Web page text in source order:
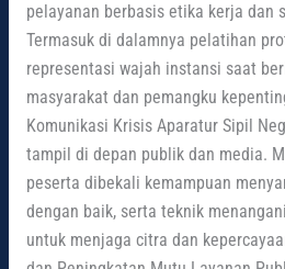
pelayanan berbasis etika kerja dan
Termasuk di dalamnya pelatihan
representasi wajah instansi saat
masyarakat dan pemangku
Komunikasi Krisis Aparatur Sipil
tampil di depan publik dan media.
peserta dibekali kemampuan
dengan baik, serta teknik
untuk menjaga citra dan